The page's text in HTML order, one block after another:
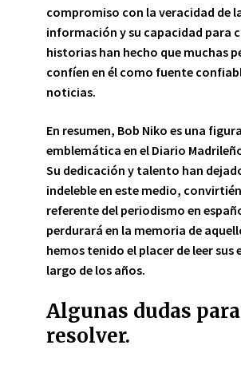
compromiso con la veracidad de
información y su capacidad para
historias han hecho que muchas
confíen en él como fuente
noticias.
En resumen, Bob Niko es una figura
emblemática en el Diario
Su dedicación y talento han
indeleble en este medio,
referente del periodismo en
perdurará en la memoria de
hemos tenido el placer de leer sus
largo de los años.
Algunas dudas para
resolver.